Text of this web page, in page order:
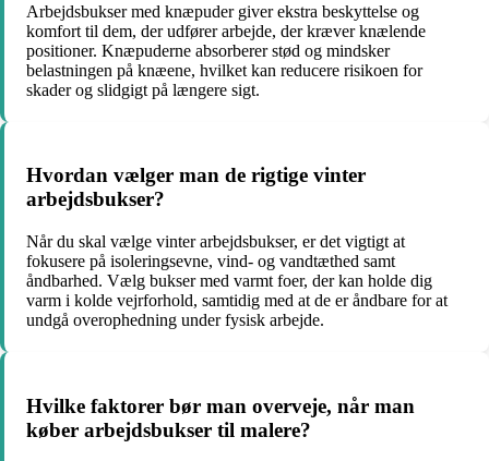
Arbejdsbukser med knæpuder giver ekstra beskyttelse og
komfort til dem, der udfører arbejde, der kræver knælende
positioner. Knæpuderne absorberer stød og mindsker
belastningen på knæene, hvilket kan reducere risikoen for
skader og slidgigt på længere sigt.
Hvordan vælger man de rigtige vinter
arbejdsbukser?
Når du skal vælge vinter arbejdsbukser, er det vigtigt at
fokusere på isoleringsevne, vind- og vandtæthed samt
åndbarhed. Vælg bukser med varmt foer, der kan holde dig
varm i kolde vejrforhold, samtidig med at de er åndbare for at
undgå overophedning under fysisk arbejde.
Hvilke faktorer bør man overveje, når man
køber arbejdsbukser til malere?